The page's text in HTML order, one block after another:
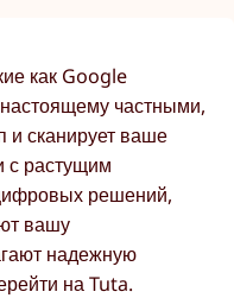
как Google
частными,
и сканирует ваше
с растущим
решений,
вашу
надежную
на Tuta.